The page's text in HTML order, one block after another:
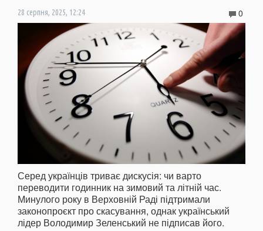
28 серпня, 2025, 12:24 0
Серед українців триває дискусія: чи варто
переводити годинник на зимовий та літній час.
Минулого року в Верховній Раді підтримали
законопроєкт про скасування, однак український
лідер Володимир Зеленський не підписав його.